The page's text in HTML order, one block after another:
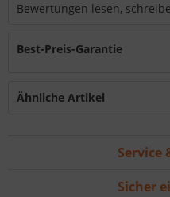
Bewertungen lesen,
Best-Preis-Garantie
Ähnliche Artikel
Service
Sicher